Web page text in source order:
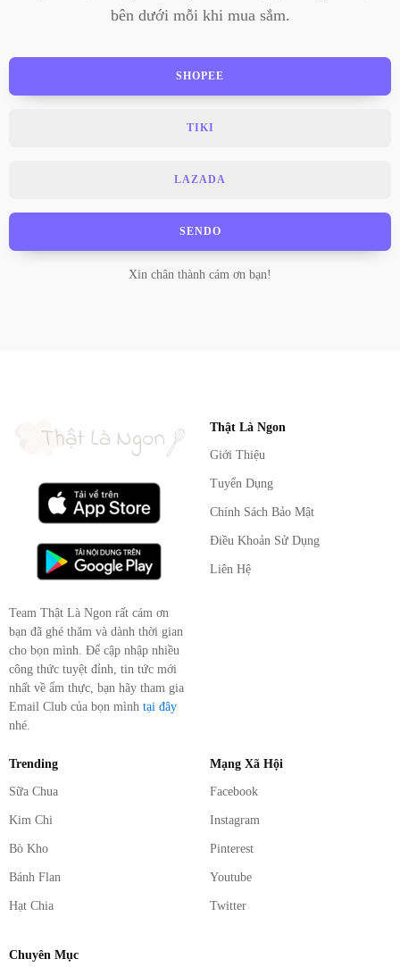
bên dưới mỗi khi mua sắm.
SHOPEE
TIKI
LAZADA
SENDO
Xin chân thành cám ơn bạn!
Team Thật Là Ngon rất cám ơn
bạn đã ghé thăm và dành thời gian
cho bọn mình. Để cập nhập nhiều
công thức tuyệt đỉnh, tin tức mới
nhất về ẩm thực, bạn hãy tham gia
Email Club của bọn mình tại đây
nhé.
Thật Là Ngon
Giới Thiệu
Tuyển Dụng
Chính Sách Bảo Mật
Điều Khoản Sử Dụng
Liên Hệ
Trending
Sữa Chua
Kim Chi
Bò Kho
Bánh Flan
Hạt Chia
Mạng Xã Hội
Facebook
Instagram
Pinterest
Youtube
Twitter
Chuyên Mục